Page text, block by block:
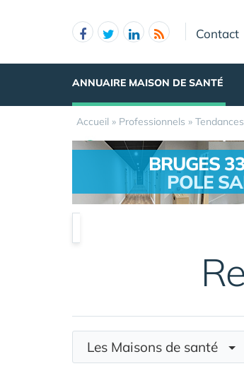
Contact
ANNUAIRE MAISON DE SANTÉ
Accueil » Professionnels »
BRUGES
POLE
.
Les Maisons de santé